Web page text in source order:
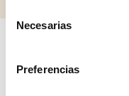
Necesarias
Preferencias